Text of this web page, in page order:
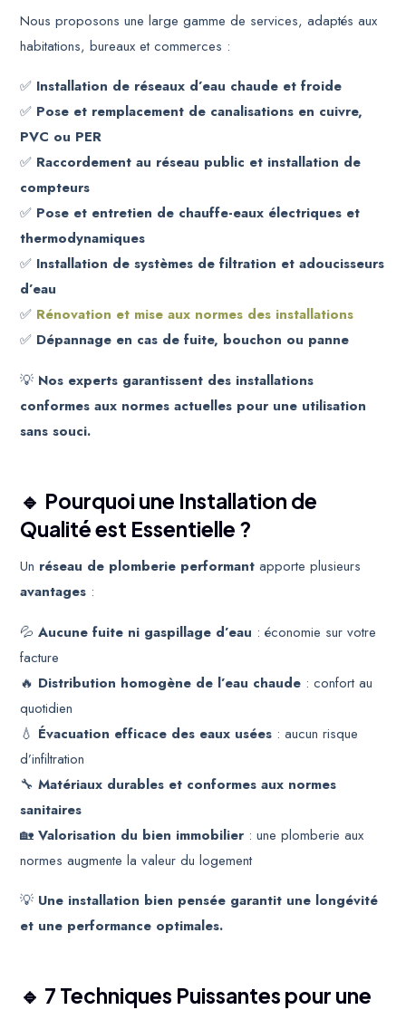
Nous proposons une large gamme de services, adaptés aux
habitations, bureaux et commerces :
✅ Installation de réseaux d’eau chaude et froide
✅ Pose et remplacement de canalisations en cuivre,
PVC ou PER
✅ Raccordement au réseau public et installation de
compteurs
✅ Pose et entretien de chauffe-eaux électriques et
thermodynamiques
✅ Installation de systèmes de filtration et adoucisseurs
d’eau
✅ Rénovation et mise aux normes des installations
✅ Dépannage en cas de fuite, bouchon ou panne
💡 Nos experts garantissent des installations
conformes aux normes actuelles pour une utilisation
sans souci.
🔹 Pourquoi une Installation de
Qualité est Essentielle ?
Un réseau de plomberie performant apporte plusieurs
avantages :
💦Aucune fuite ni gaspillage d’eau : économie sur votre
facture
🔥 Distribution homogène de l’eau chaude : confort au
quotidien
💧 Évacuation efficace des eaux usées : aucun risque
d’infiltration
🔧Matériaux durables et conformes aux normes
sanitaires
🏡Valorisation du bien immobilier : une plomberie aux
normes augmente la valeur du logement
💡 Une installation bien pensée garantit une longévité
et une performance optimales.
🔹 7 Techniques Puissantes pour une